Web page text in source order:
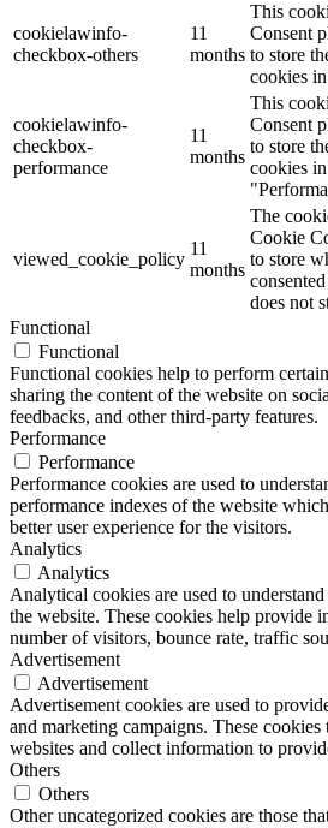
cookielawinfo-
checkbox-others
11
months
This
Consent
to store
cookies
cookielawinfo-
checkbox-
performance
11
months
This
Consent
to store
cookies
viewed_cookie_policy
11
months
The
Cookie
to store
does not
Functional
Functional
Functional cookies help to perform
sharing the content of the website on
feedbacks, and other third-party features.
Performance
Performance
Performance cookies are used to
performance indexes of the website
better user experience for the visitors.
Analytics
Analytics
Analytical cookies are used to
the website. These cookies help provide
number of visitors, bounce rate, traffic
Advertisement
Advertisement
Advertisement cookies are used to
and marketing campaigns. These cookies
websites and collect information to
Others
Others
Other uncategorized cookies are those